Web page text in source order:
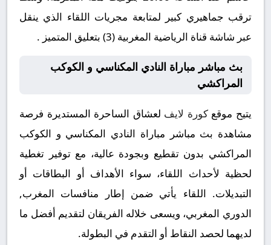
ترقب جماهيري كبير لمتابعة مجريات اللقاء الذي ينقل
عبر شاشة قناة الرياضية المغربية (3) بتعليق المتميز .
بث مباشر مباراة النادي المكناسي و الكوكب
المراكشي
يتيح موقعكورة لايف لعشاق الساحرة المستديرة فرصة
مشاهدة بث مباشر مباراة النادي المكناسي و الكوكب
المراكشي بدون تقطيع وبجودة عالية، مع توفير تغطية
لحظية لأحداث اللقاء، سواء الأهداف أو البطاقات أو
التبديلات. اللقاء يأتي ضمن إطار منافسات المغرب,
الدوري المغربي، ويسعى خلاله الفريقان لتقديم أفضل ما
لديهما لحصد النقاط أو التقدم في البطولة.